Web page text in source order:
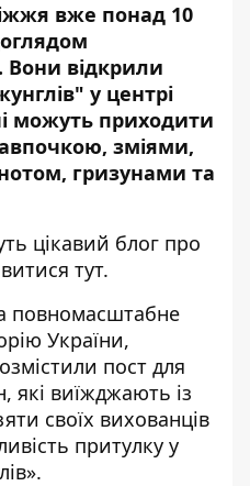
вже понад 10
Вони відкрили
у центрі
можуть приходити
зміями,
гризунами та
цікавий блог про
тут.
повномасштабне
України,
пост для
які виїжджають із
своїх вихованців
притулку у